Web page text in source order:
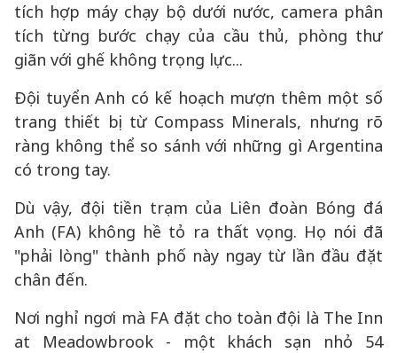
tích hợp máy chạy bộ dưới nước, camera phân
tích từng bước chạy của cầu thủ, phòng thư
giãn với ghế không trọng lực...
Đội tuyển Anh có kế hoạch mượn thêm một số
trang thiết bị từ Compass Minerals, nhưng rõ
ràng không thể so sánh với những gì Argentina
có trong tay.
Dù vậy, đội tiền trạm của Liên đoàn Bóng đá
Anh (FA) không hề tỏ ra thất vọng. Họ nói đã
"phải lòng" thành phố này ngay từ lần đầu đặt
chân đến.
Nơi nghỉ ngơi mà FA đặt cho toàn đội là The Inn
at Meadowbrook - một khách sạn nhỏ 54